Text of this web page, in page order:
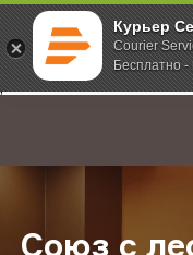
Курьер
Courier
Бесплатно -
;
Главная О компании
Союз с